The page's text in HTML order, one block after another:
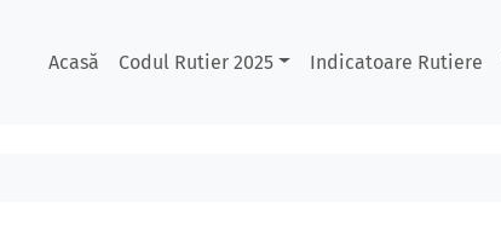
Acasă Codul Rutier 2025 Indicatoare Rutiere